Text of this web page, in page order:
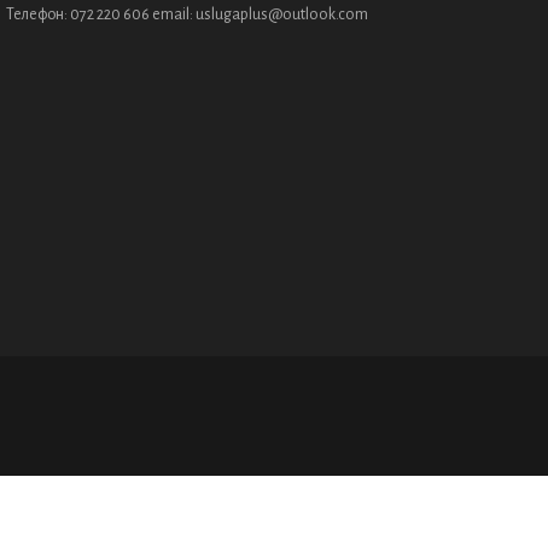
Телефон: 072 220 606 email: uslugaplus@outlook.com